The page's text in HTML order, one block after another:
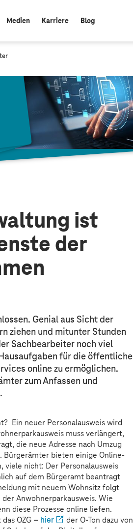
Medien Karriere Blog
ist
der
Genial aus Sicht der
ziehen und mitunter Stunden
Sachbearbeiter noch viel
für die öffentliche
online zu ermöglichen.
zum Anfassen und
Ein neuer Personalausweis wird
muss verlängert,
die neue Adresse nach Umzug
Bürgerämter bieten einige Online-
viele nicht: Der Personalausweis
auf dem Bürgeramt beantragt
mit neuem Wohnsitz folgt
Anwohnerparkausweis. Wie
diese Prozesse online liefen.
OZG – hier
der O-Ton dazu von